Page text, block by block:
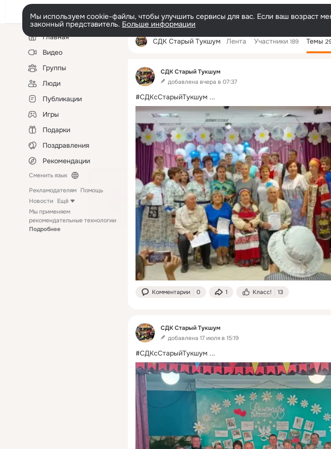
Мы используем cookie-файлы, чтобы улучшить сервисы для вас. Если ваш возраст
законный представитель. Больше информации
Левая
колонкаГлавная
Видео
Группы
Люди
Публикации
Игры
Подарки
Поздравления
Рекомендации
Сменить язык
Рекламодателям Помощь
Новости Ещё
Мы применяем
рекомендательные технологии
Подробнее
СДК Старый Тукшум Лента Участники 189 Темы
СДК Старый Тукшум
добавлена вчера в 07:37
#СДКсСтарыйТукшум ...
Комментарии 0 1 Класс! 13
СДК Старый Тукшум
добавлена 17 июля в 15:19
#СДКсСтарыйТукшум ...